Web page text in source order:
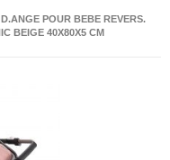
POUR BEBE REVERS.
BEIGE 40X80X5 CM